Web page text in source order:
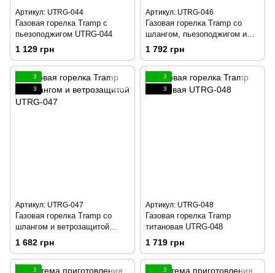
Артикул: UTRG-044
Газовая горелка Tramp с
пьезоподжигом UTRG-044
1 129 грн
Артикул: UTRG-046
Газовая горелка Tramp со
шлангом, пьезоподжигом и
ветрозащитой UTRG-046
1 792 грн
3
3
Артикул: UTRG-047
Газовая горелка Tramp со
шлангом и ветрозащитой
UTRG-047
1 682 грн
3
3
Артикул: UTRG-048
Газовая горелка Tramp
титановая UTRG-048
1 719 грн
3 3